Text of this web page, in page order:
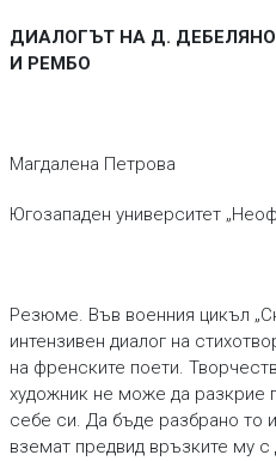
ДИАЛОГЪТ НА Д.
И РЕМБО
Магдалена Петрова
Югозападен университет
Резюме. Във военния цикъл
интензивен диалог на
на френските поети.
художник не може да разкрие
себе си. Да бъде разбрано то
вземат предвид връзките му с